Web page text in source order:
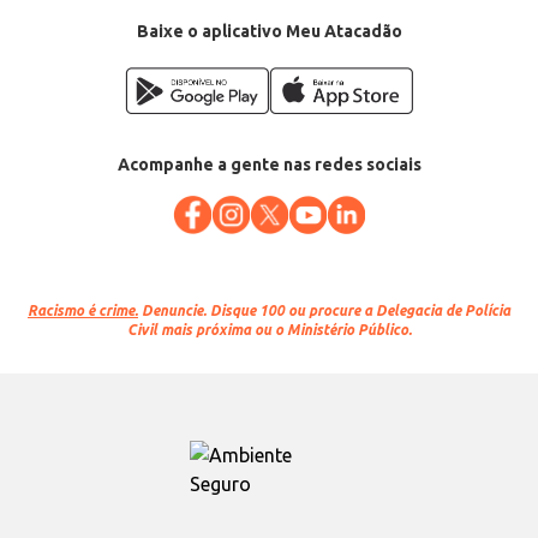
Baixe o aplicativo Meu Atacadão
Acompanhe a gente nas redes sociais
Racismo é crime. Denuncie. Disque 100 ou procure a Delegacia de Polícia
Civil mais próxima ou o Ministério Público.